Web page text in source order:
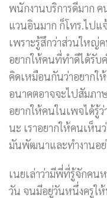
พนักงานบริการดีมาก
แวนอินมาก ก็โทร.ไปแ
เพราะรู้สึกว่าส่วนใหญ่
อยากให้คนที่ทำดีได้รับค
คิดเหมือนกันว่าอยากใ
อนาคตอาจจะไปสัมภา
อยากให้คนในเพจได้รู้ว่
นะ เราอยากให้คนเห็
มันพัฒนาและทำงานอย่
เนยเล่าว่ามีพี่ที่รู้จักคน
วัน จนมีอยู่วันหนึ่งครูให้